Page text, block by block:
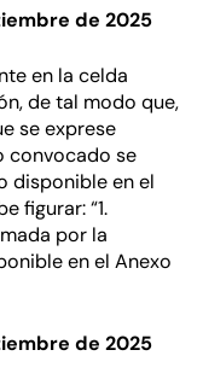
de 2025
en la celda
de tal modo que,
se exprese
convocado se
disponible en el
figurar: “1.
por la
en el Anexo
de 2025